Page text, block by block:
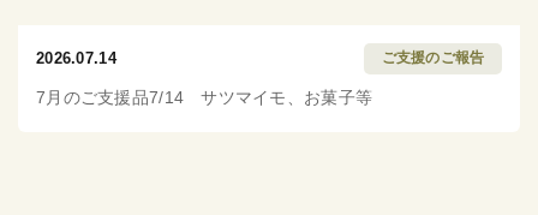
2026.07.14 ご支援のご報告
7月のご支援品7/14 サツマイモ、お菓子等